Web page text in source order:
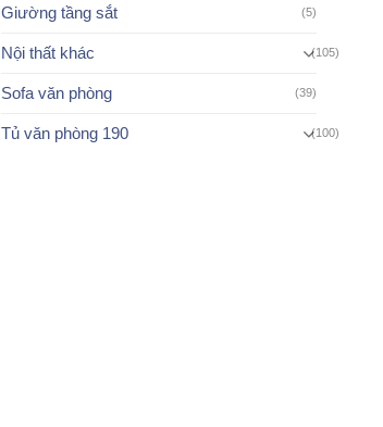
Giường tầng sắt (5)
Nội thất khác (105)
Sofa văn phòng (39)
Tủ văn phòng 190 (100)